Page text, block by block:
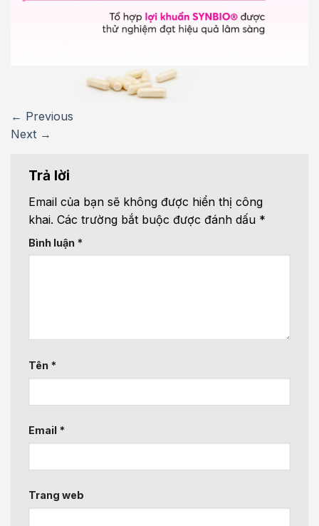
← Previous
Next →
Trả lời
Email của bạn sẽ không được hiển thị công
khai. Các trường bắt buộc được đánh dấu *
Bình luận *
Tên *
Email *
Trang web